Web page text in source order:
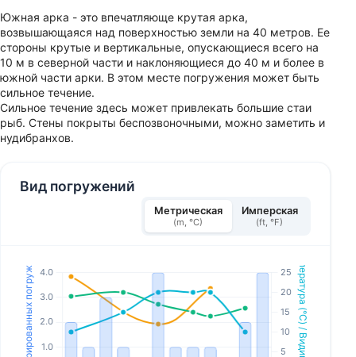
Южная арка - это впечатляюще крутая арка,
возвышающаяся над поверхностью земли на 40 метров. Ее
стороны крутые и вертикальные, опускающиеся всего на
10 м в северной части и наклоняющиеся до 40 м и более в
южной части арки. В этом месте погружения может быть
сильное течение.
Сильное течение здесь может привлекать большие стаи
рыб. Стены покрыты беспозвоночными, можно заметить и
нудибранхов.
Вид погружений
Метрическая
(m, °C)
Имперская
(ft, °F)